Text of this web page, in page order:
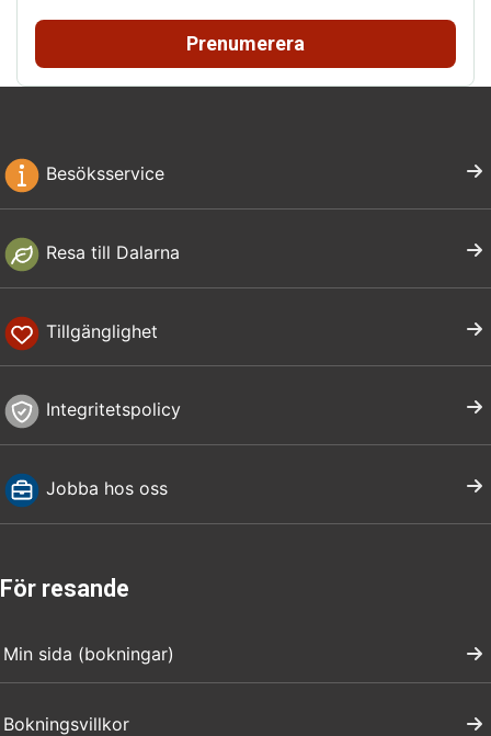
Prenumerera
Besöksservice
Resa till Dalarna
Tillgänglighet
Integritetspolicy
Jobba hos oss
För resande
Min sida (bokningar)
Bokningsvillkor